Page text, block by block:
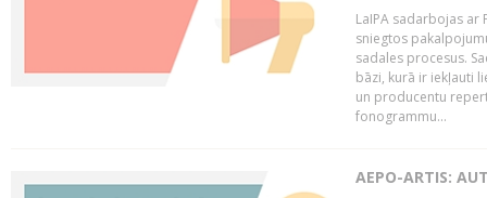
LaIPA sadarbojas
sniegtos
sadales procesus.
bāzi, kurā ir iekļauti
un producentu
fonogrammu...
AEPO-ARTIS: